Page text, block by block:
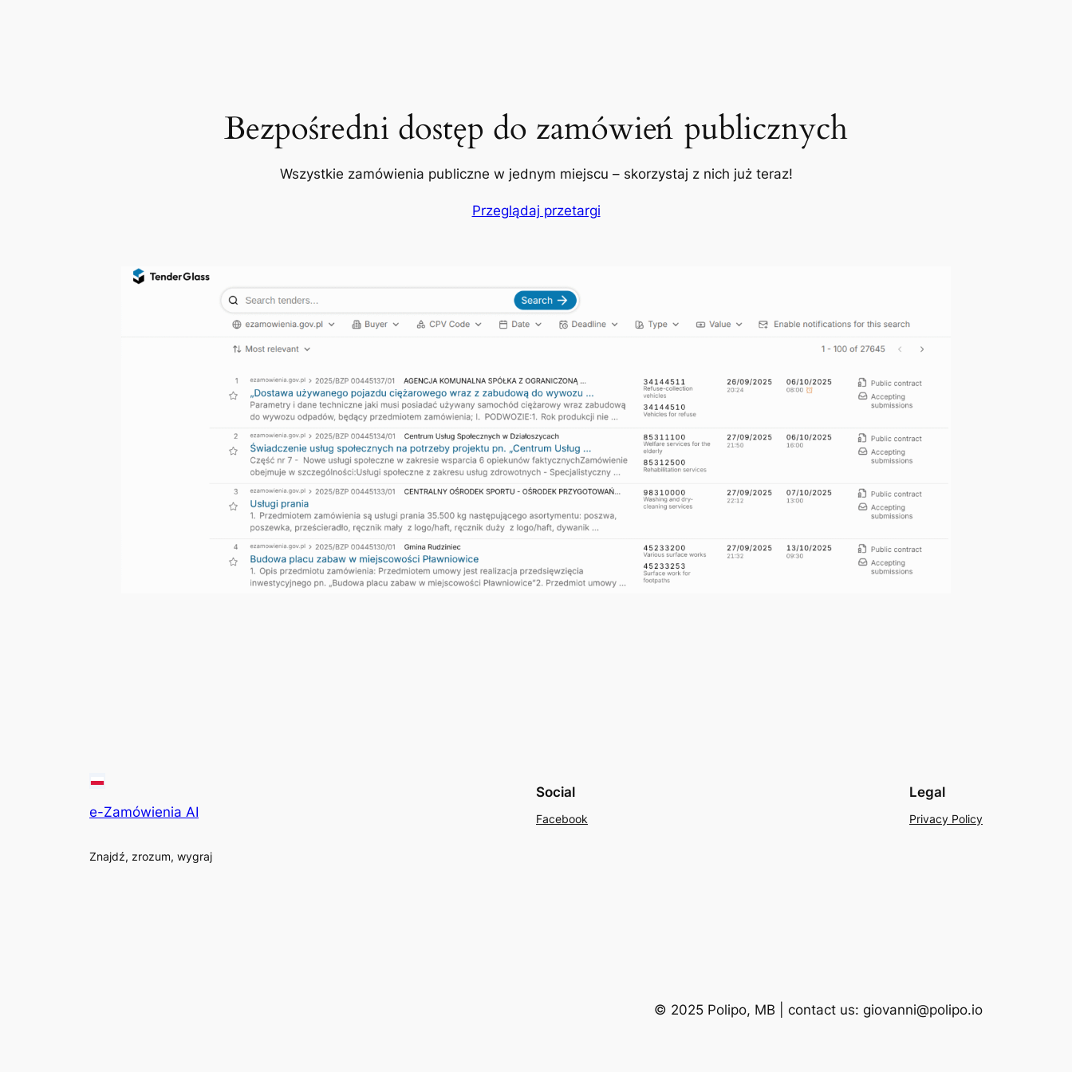
Bezpośredni dostęp do zamówień publicznych
Wszystkie zamówienia publiczne w jednym miejscu – skorzystaj z nich już teraz!
Przeglądaj przetargi
e-Zamówienia AI
Znajdź, zrozum, wygraj
Social
Facebook
Legal
Privacy Policy
© 2025 Polipo, MB | contact us: giovanni@polipo.io